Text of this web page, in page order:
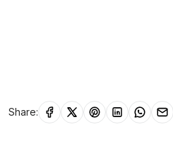
Share: